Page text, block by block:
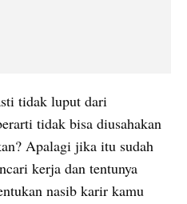
tidak luput dari
tidak bisa diusahakan
Apalagi jika itu sudah
kerja dan tentunya
nasib karir kamu